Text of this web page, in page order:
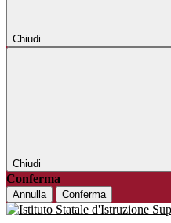
Chiudi
Chiudi
Conferma
Annulla Conferma